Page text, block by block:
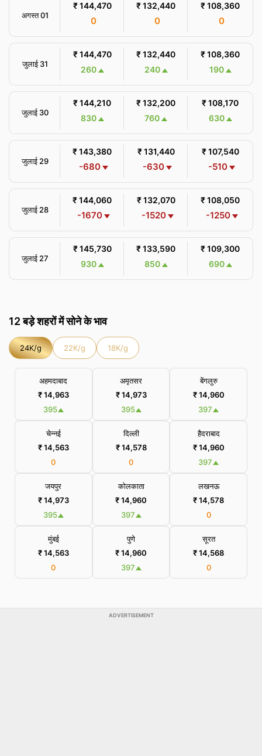
अगस्त 01
₹ 144,470
0
₹ 132,440
0
₹ 108,360
0
जुलाई 31
₹ 144,470
260
₹ 132,440
240
₹ 108,360
190
जुलाई 30
₹ 144,210
830
₹ 132,200
760
₹ 108,170
630
जुलाई 29
₹ 143,380
-680
₹ 131,440
-630
₹ 107,540
-510
जुलाई 28
₹ 144,060
-1670
₹ 132,070
-1520
₹ 108,050
-1250
जुलाई 27
₹ 145,730
930
₹ 133,590
850
₹ 109,300
690
12 बड़े शहरों में सोने के भाव
24K/g 22K/g 18K/g
अहमदाबाद
₹ 14,963
395
अमृतसर
₹ 14,973
395
बेंगलुरु
₹ 14,960
397
चेन्नई
₹ 14,563
0
दिल्ली
₹ 14,578
0
हैदराबाद
₹ 14,960
397
जयपुर
₹ 14,973
395
कोलकाता
₹ 14,960
397
लखनऊ
₹ 14,578
0
मुंबई
₹ 14,563
0
पुणे
₹ 14,960
397
सूरत
₹ 14,568
0
ADVERTISEMENT